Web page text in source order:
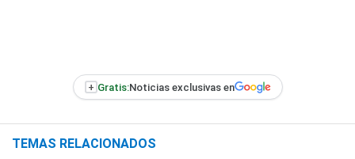
+ Gratis:Noticias exclusivas en
TEMAS RELACIONADOS